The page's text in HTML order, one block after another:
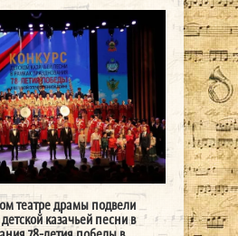
театре драмы подвели
казачьей песни в